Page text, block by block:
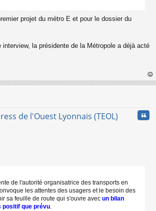
projet du métro E et pour le dossier du
la présidente de la Métropole a déjà acté
au
de l'Ouest Lyonnais (TEOL)
de l'autorité organisatrice des transports en
les attentes des usagers et le besoin des
sa feuille de route qui s'ouvre avec un bilan
positif que prévu.